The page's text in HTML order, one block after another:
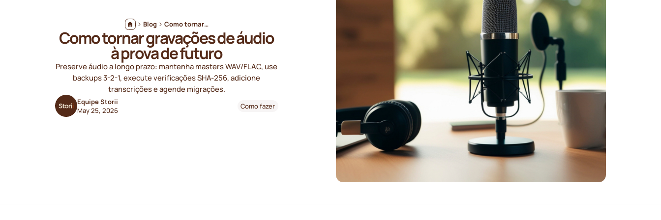
Blog Como tornar gravações de áudio à prova de futuro
Como tornar gravações de áudio
à prova de futuro
Preserve áudio a longo prazo: mantenha masters WAV/FLAC, use
backups 3-2-1, execute verificações SHA-256, adicione
transcrições e agende migrações.
Equipe Storii
May 25, 2026
Como fazer